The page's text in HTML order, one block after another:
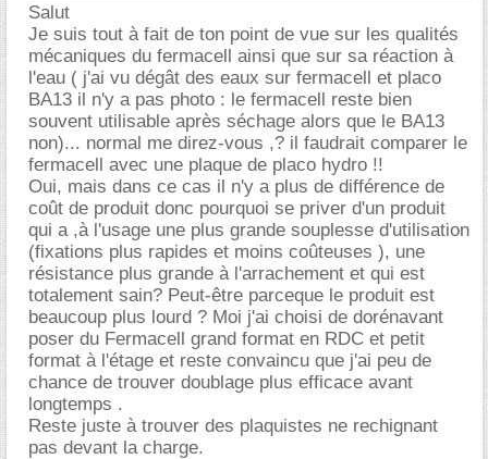
Salut
Je suis tout à fait de ton point de vue sur les qualités
mécaniques du fermacell ainsi que sur sa réaction à
l'eau ( j'ai vu dégât des eaux sur fermacell et placo
BA13 il n'y a pas photo : le fermacell reste bien
souvent utilisable après séchage alors que le BA13
non)... normal me direz-vous ,? il faudrait comparer le
fermacell avec une plaque de placo hydro !!
Oui, mais dans ce cas il n'y a plus de différence de
coût de produit donc pourquoi se priver d'un produit
qui a ,à l'usage une plus grande souplesse d'utilisation
(fixations plus rapides et moins coûteuses ), une
résistance plus grande à l'arrachement et qui est
totalement sain? Peut-être parceque le produit est
beaucoup plus lourd ? Moi j'ai choisi de dorénavant
poser du Fermacell grand format en RDC et petit
format à l'étage et reste convaincu que j'ai peu de
chance de trouver doublage plus efficace avant
longtemps .
Reste juste à trouver des plaquistes ne rechignant
pas devant la charge.